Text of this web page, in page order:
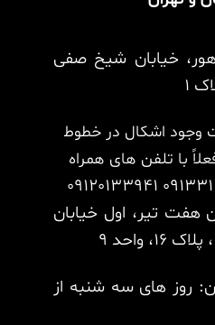
خیابان شیخ صفی
وجود اشکال در خطوط
با تلفن های همراه
09120133941
هفت تیر، اول خیابان
روز های سه شنبه از